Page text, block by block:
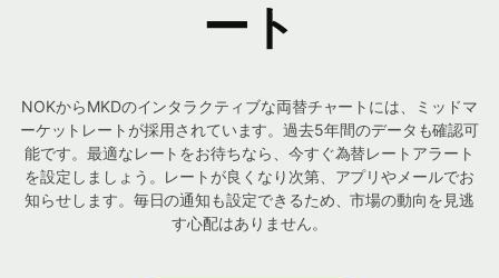
ート
NOKからMKDのインタラクティブな両替チャートには、ミッドマ
ーケットレートが採用されています。過去5年間のデータも確認可
能です。最適なレートをお待ちなら、今すぐ為替レートアラート
を設定しましょう。レートが良くなり次第、アプリやメールでお
知らせします。毎日の通知も設定できるため、市場の動向を見逃
す心配はありません。